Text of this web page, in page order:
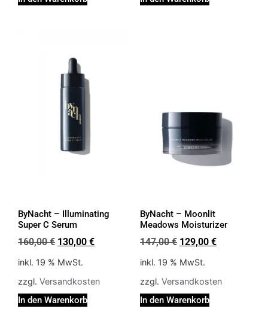
ByNacht – Illuminating
Super C Serum
160,00€ 130,00 €
inkl. 19 % MwSt.
zzgl. Versandkosten
In den Warenkorb
ByNacht – Moonlit
Meadows Moisturizer
147,00€ 129,00 €
inkl. 19 % MwSt.
zzgl. Versandkosten
In den Warenkorb